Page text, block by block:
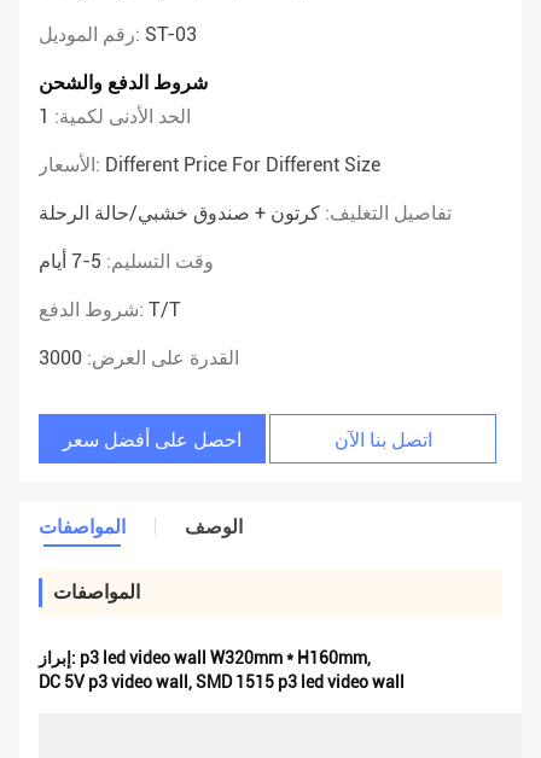
رقم الموديل: ST-03
شروط الدفع والشحن
الحد الأدنى لكمية: 1
الأسعار: Different Price For Different Size
تفاصيل التغليف: كرتون + صندوق خشبي/حالة الرحلة
وقت التسليم: 5-7 أيام
شروط الدفع: T/T
القدرة على العرض: 3000
احصل على أفضل سعر اتصل بنا الآن
المواصفات الوصف
المواصفات
إبراز: p3 led video wall W320mm * H160mm,
DC 5V p3 video wall ,SMD 1515 p3 led video wall